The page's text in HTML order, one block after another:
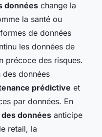
données change la
la santé ou
de données
les données de
précoce des risques.
des données
prédictive et
par données. En
données anticipe
retail, la